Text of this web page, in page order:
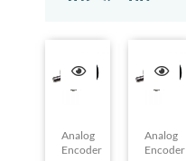
Analog
Encoder
Analog
Encoder